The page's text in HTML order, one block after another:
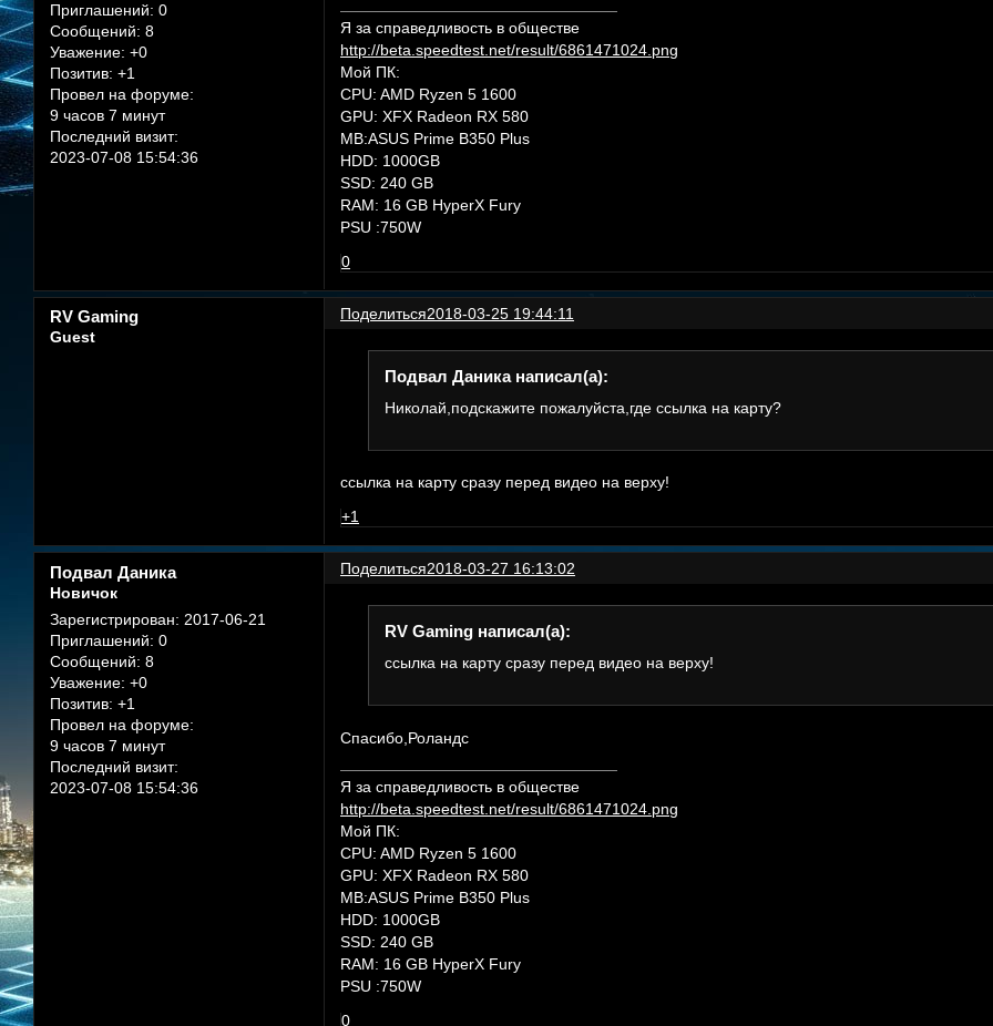
Приглашений: 0
Сообщений: 8
Уважение: +0
Позитив: +1
Провел на форуме:
9 часов 7 минут
Последний визит:
2023-07-08 15:54:36
Я за справедливость в обществе
http://beta.speedtest.net/result/6861471024.png
Мой ПК:
CPU: AMD Ryzen 5 1600
GPU: XFX Radeon RX 580
MB:ASUS Prime B350 Plus
HDD: 1000GB
SSD: 240 GB
RAM: 16 GB HyperX Fury
PSU :750W
0
Поделиться2018-03-25 19:44:11
RV Gaming
Guest
Подвал Даника написал(а):
Николай,подскажите пожалуйста,где ссылка на карту?
ссылка на карту сразу перед видео на верху!
+1
Поделиться2018-03-27 16:13:02
Подвал Даника
Новичок
Зарегистрирован: 2017-06-21
Приглашений: 0
Сообщений: 8
Уважение: +0
Позитив: +1
Провел на форуме:
9 часов 7 минут
Последний визит:
2023-07-08 15:54:36
RV Gaming написал(а):
ссылка на карту сразу перед видео на верху!
Спасибо,Роландс
Я за справедливость в обществе
http://beta.speedtest.net/result/6861471024.png
Мой ПК:
CPU: AMD Ryzen 5 1600
GPU: XFX Radeon RX 580
MB:ASUS Prime B350 Plus
HDD: 1000GB
SSD: 240 GB
RAM: 16 GB HyperX Fury
PSU :750W
0